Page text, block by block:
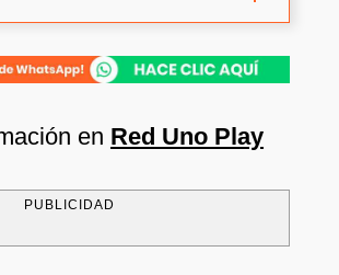
en Red Uno Play
PUBLICIDAD